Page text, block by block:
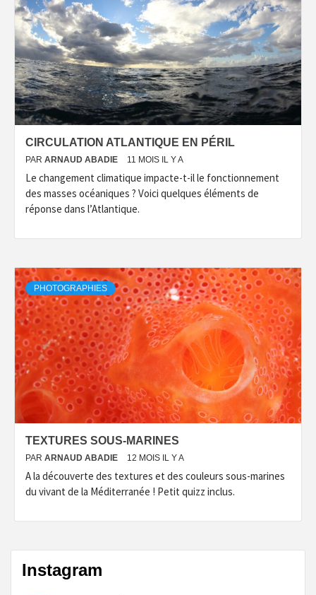
CIRCULATION ATLANTIQUE EN PÉRIL
PAR ARNAUD ABADIE 11 MOIS IL Y A
Le changement climatique impacte-t-il le fonctionnement
des masses océaniques ? Voici quelques éléments de
réponse dans l’Atlantique.
PHOTOGRAPHIES
TEXTURES SOUS-MARINES
PAR ARNAUD ABADIE 12 MOIS IL Y A
A la découverte des textures et des couleurs sous-marines
du vivant de la Méditerranée ! Petit quizz inclus.
Instagram